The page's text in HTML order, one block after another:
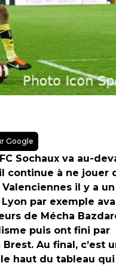
Google
Sochaux va au-
continue à ne jouer
il y a un
par exemple
de Mécha
puis ont fini par
Au final, c’est
haut du tableau qui